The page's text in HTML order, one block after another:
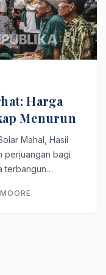
Harga
Menurun
Mahal, Hasil
perjuangan bagi
terbangun…